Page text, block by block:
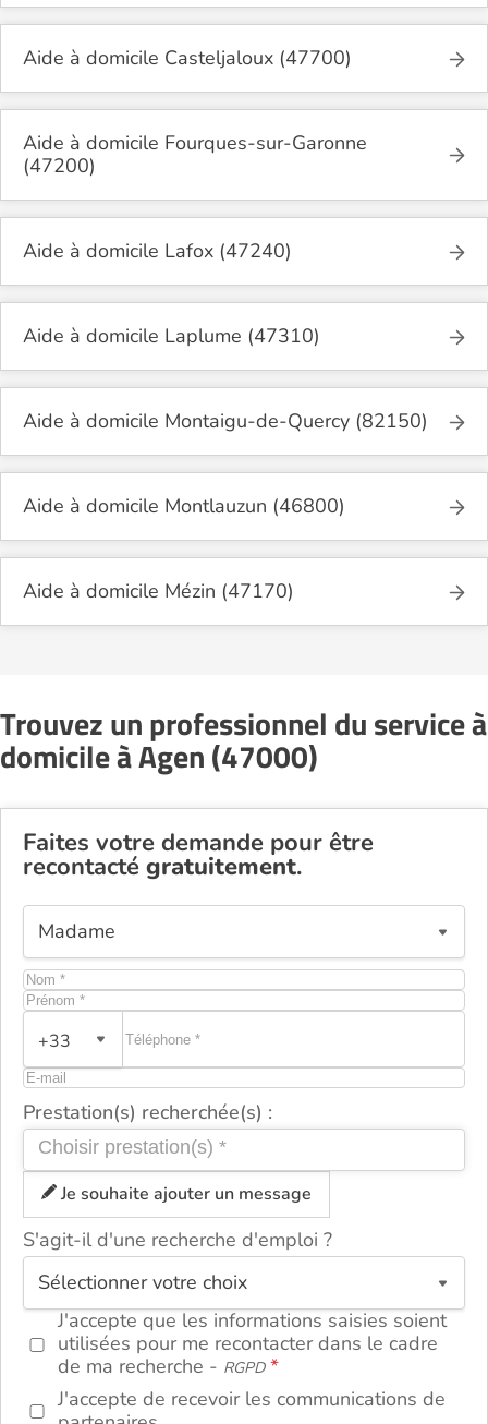
Aide à domicile Casteljaloux (47700)
Aide à domicile Fourques-sur-Garonne
(47200)
Aide à domicile Lafox (47240)
Aide à domicile Laplume (47310)
Aide à domicile Montaigu-de-Quercy (82150)
Aide à domicile Montlauzun (46800)
Aide à domicile Mézin (47170)
Trouvez un professionnel du service à
domicile à Agen (47000)
Faites votre demande pour être
recontacté gratuitement.
+33
Prestation(s) recherchée(s) :
Je souhaite ajouter un message
S'agit-il d'une recherche d'emploi ?
J'accepte que les informations saisies soient
utilisées pour me recontacter dans le cadre
de ma recherche - RGPD
J'accepte de recevoir les communications de
ou